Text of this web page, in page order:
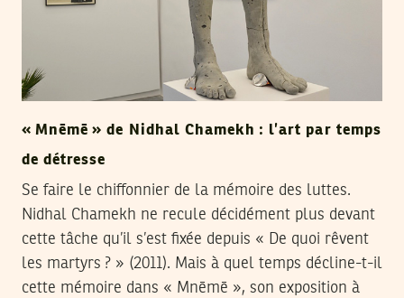
« Mnēmē » de Nidhal Chamekh : l’art par temps
de détresse
Se faire le chiffonnier de la mémoire des luttes.
Nidhal Chamekh ne recule décidément plus devant
cette tâche qu’il s’est fixée depuis « De quoi rêvent
les martyrs ? » (2011). Mais à quel temps décline-t-il
cette mémoire dans « Mnēmē », son exposition à